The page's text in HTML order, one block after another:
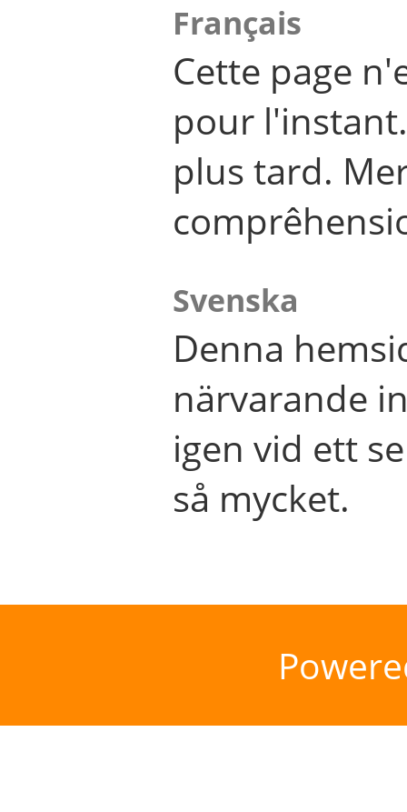
Français
Cette page
pour
plus tard.
Svenska
Denna
närvarande
igen vid ett
så mycket.